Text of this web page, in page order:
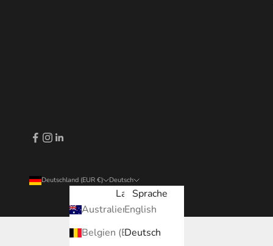
Deutschland (EUR €)
Land
Australien (EUR €)
Belgien (EUR €)
Deutsch
Sprache
English
Deutsch